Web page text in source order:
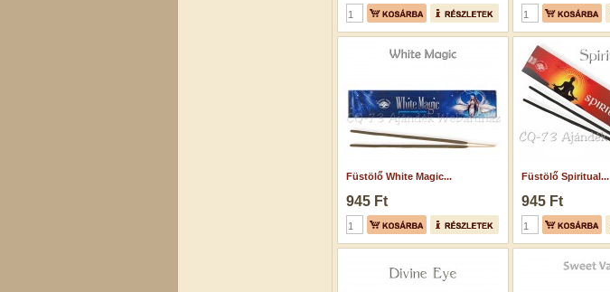
Füstölő White Magic...
945 Ft
Füstölő Spiritual...
945 Ft